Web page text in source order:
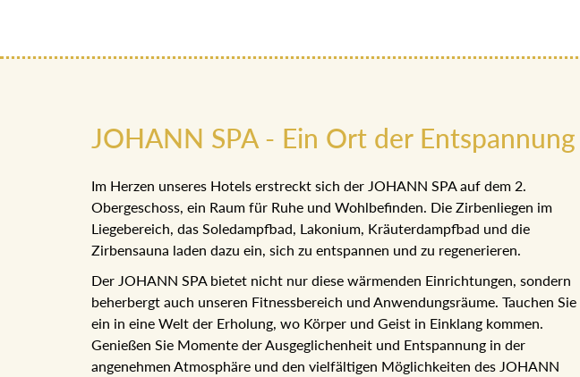
JOHANN SPA - Ein Ort der Entspannung
Im Herzen unseres Hotels erstreckt sich der JOHANN SPA auf dem 2.
Obergeschoss, ein Raum für Ruhe und Wohlbefinden. Die Zirbenliegen im
Liegebereich, das Soledampfbad, Lakonium, Kräuterdampfbad und die
Zirbensauna laden dazu ein, sich zu entspannen und zu regenerieren.
Der JOHANN SPA bietet nicht nur diese wärmenden Einrichtungen, sondern
beherbergt auch unseren Fitnessbereich und Anwendungsräume. Tauchen Sie ein
in eine Welt der Erholung, wo Körper und Geist in Einklang kommen. Genießen
Sie Momente der Ausgeglichenheit und Entspannung in der angenehmen
Atmosphäre und den vielfältigen Möglichkeiten des JOHANN SPA.